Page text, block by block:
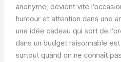
anonyme, devient vite
humour et attention dans une
une idée cadeau qui sort de
dans un budget raisonnable
surtout quand on ne connaît